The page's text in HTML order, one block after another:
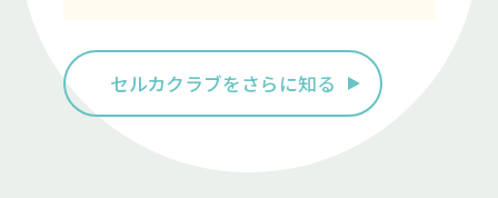
セルカクラブをさらに知る